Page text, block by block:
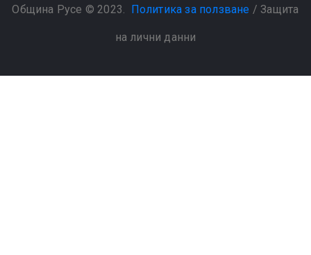
Община Русе © 2023. Политика за ползване / Защита
на лични данни